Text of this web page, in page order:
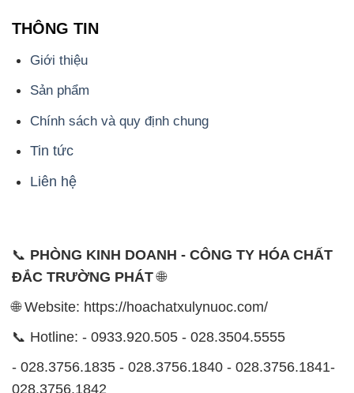
THÔNG TIN
Giới thiệu
Sản phẩm
Chính sách và quy định chung
Tin tức
Liên hệ
📞 PHÒNG KINH DOANH - CÔNG TY HÓA CHẤT
ĐẮC TRƯỜNG PHÁT🌐
🌐 Website: https://hoachatxulynuoc.com/
📞 Hotline: - 0933.920.505 - 028.3504.5555
- 028.3756.1835 - 028.3756.1840 - 028.3756.1841-
028.3756.1842